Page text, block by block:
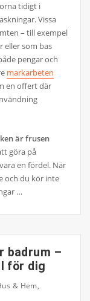
tidigt i
Vissa
– till exempel
eller som bas
pengar och
markarbeten
en offert där
är frusen
göra på
en fördel. När
och du kör inte
…
badrum –
för dig
& Hem,